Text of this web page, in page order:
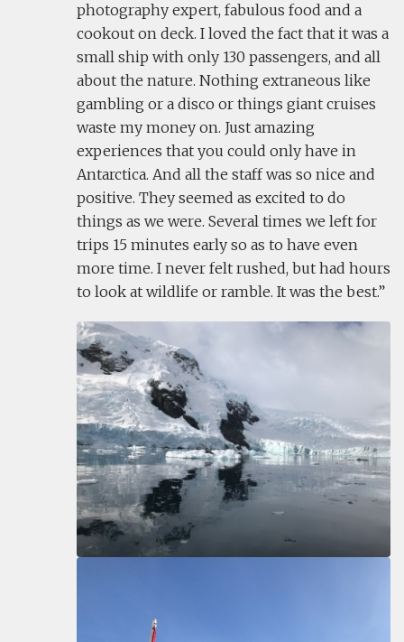
photography expert, fabulous food and a
cookout on deck. I loved the fact that it was a
small ship with only 130 passengers, and all
about the nature. Nothing extraneous like
gambling or a disco or things giant cruises
waste my money on. Just amazing
experiences that you could only have in
Antarctica. And all the staff was so nice and
positive. They seemed as excited to do
things as we were. Several times we left for
trips 15 minutes early so as to have even
more time. I never felt rushed, but had hours
to look at wildlife or ramble. It was the best.